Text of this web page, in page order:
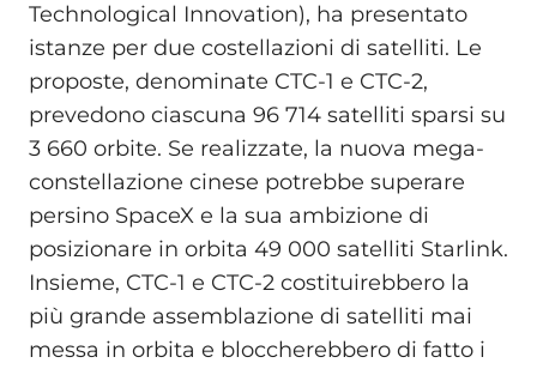
Technological Innovation), ha presentato
istanze per due costellazioni di satelliti. Le
proposte, denominate CTC-1 e CTC-2,
prevedono ciascuna 96 714 satelliti sparsi su
3 660 orbite. Se realizzate, la nuova mega-
constellazione cinese potrebbe superare
persino SpaceX e la sua ambizione di
posizionare in orbita 49 000 satelliti Starlink.
Insieme, CTC-1 e CTC-2 costituirebbero la
più grande assemblazione di satelliti mai
messa in orbita e bloccherebbero di fatto i